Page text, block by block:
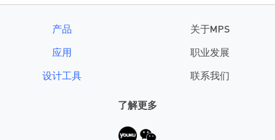
产品
应用
设计工具
关于MPS
职业发展
联系我们
了解更多